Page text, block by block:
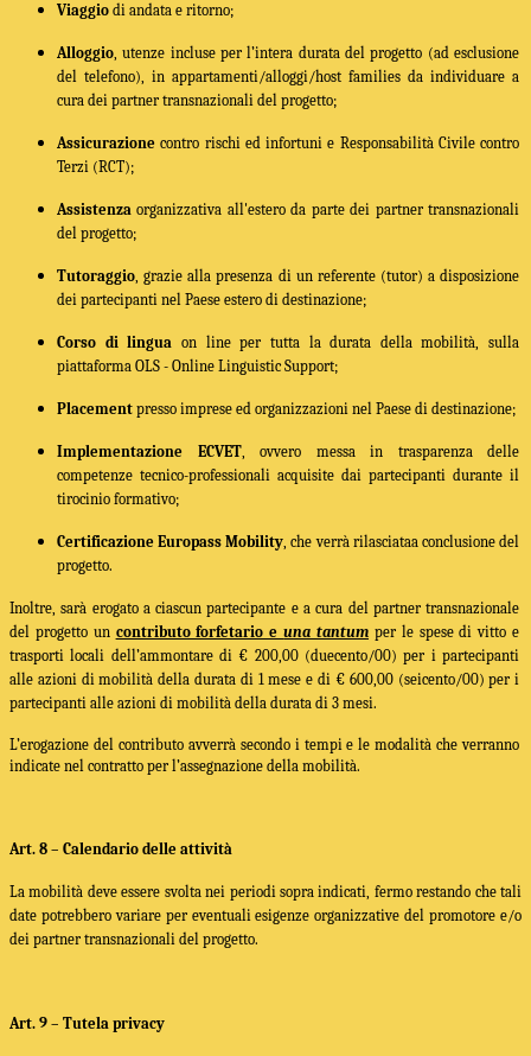
Viaggio di andata e ritorno;
Alloggio, utenze incluse per l’intera durata del progetto (ad esclusione
del telefono), in appartamenti/alloggi/host families da individuare a
cura dei partner transnazionali del progetto;
Assicurazione contro rischi ed infortuni e Responsabilità Civile contro
Terzi (RCT);
Assistenzaorganizzativa all'estero da parte dei partner transnazionali
del progetto;
Tutoraggio, grazie alla presenza di un referente (tutor) a disposizione
dei partecipanti nel Paese estero di destinazione;
Corso di lingua on line per tutta la durata della mobilità, sulla
piattaforma OLS - Online Linguistic Support;
Placement presso imprese ed organizzazioni nel Paese di destinazione;
Implementazione ECVET, ovvero messa in trasparenza delle
competenze tecnico-professionali acquisite dai partecipanti durante il
tirocinio formativo;
Certificazione Europass Mobility, che verrà rilasciataa conclusione del
progetto.
Inoltre, sarà erogato a ciascun partecipante e a cura del partner transnazionale
del progetto un contributo forfetario euna tantum per le spese di vitto e
trasporti locali dell’ammontare di € 200,00 (duecento/00) per i partecipanti
alle azioni di mobilità della durata di 1 mese e di € 600,00 (seicento/00) per i
partecipanti alle azioni di mobilità della durata di 3 mesi.
L’erogazione del contributo avverrà secondo i tempi e le modalità che verranno
indicate nel contratto per l’assegnazione della mobilità.
Art. 8 – Calendario delle attività
La mobilità deve essere svolta nei periodi sopra indicati, fermo restando che tali
date potrebbero variare per eventuali esigenze organizzative del promotore e/o
dei partner transnazionali del progetto.
Art. 9 – Tutela privacy